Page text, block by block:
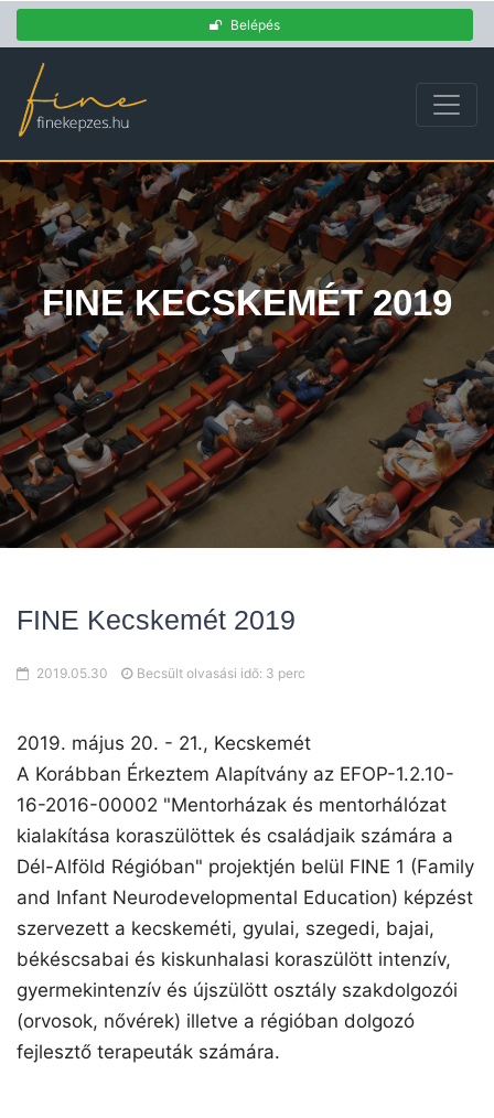
Belépés
FINE KECSKEMÉT 2019
FINE Kecskemét 2019
2019.05.30 Becsült olvasási idő: 3 perc
2019. május 20. - 21., Kecskemét
A Korábban Érkeztem Alapítvány az EFOP-1.2.10-
16-2016-00002 "Mentorházak és mentorhálózat
kialakítása koraszülöttek és családjaik számára a
Dél-Alföld Régióban" projektjén belül FINE 1 (Family
and Infant Neurodevelopmental Education) képzést
szervezett a kecskeméti, gyulai, szegedi, bajai,
békéscsabai és kiskunhalasi koraszülött intenzív,
gyermekintenzív és újszülött osztály szakdolgozói
(orvosok, nővérek) illetve a régióban dolgozó
fejlesztő terapeuták számára.